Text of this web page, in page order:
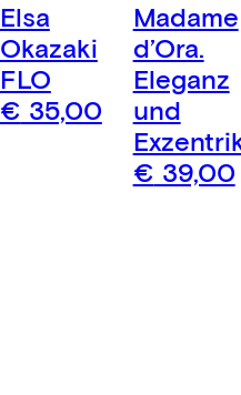
Elsa
Okazaki
FLO
€ 35,00
Madame
d’Ora.
Eleganz
und
€ 39,00